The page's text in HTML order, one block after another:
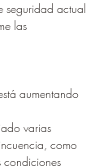
seguridad actual
las
aumentando
varias
como
condiciones